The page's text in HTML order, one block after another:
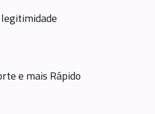
e mais Rápido